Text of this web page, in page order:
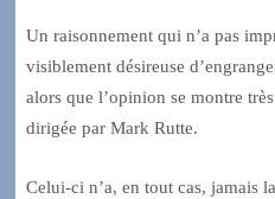
Un raisonnement qui n’a pas
visiblement désireuse
alors que l’opinion se montre
dirigée par Mark Rutte.
Celui-ci n’a, en tout cas, jamais